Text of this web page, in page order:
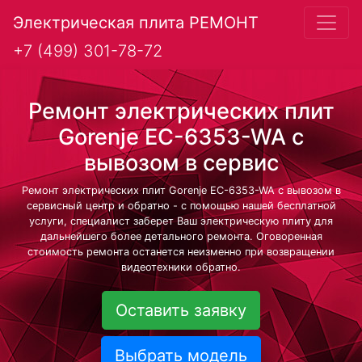
Электрическая плита РЕМОНТ
+7 (499) 301-78-72
Ремонт электрических плит
Gorenje EC-6353-WA с
вывозом в сервис
Ремонт электрических плит Gorenje EC-6353-WA с вывозом в
сервисный центр и обратно - с помощью нашей бесплатной
услуги, специалист заберет Ваш электрическую плиту для
дальнейшего более детального ремонта. Оговоренная
стоимость ремонта останется неизменно при возвращении
видеотехники обратно.
Оставить заявку
Выбрать модель